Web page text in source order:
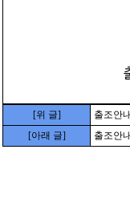
[위 글]
출조안내
[아래 글]
출조안내